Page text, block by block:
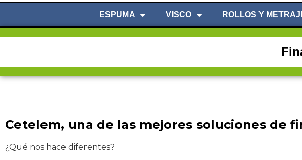
ESPUMA VISCO ROLLOS Y
Cetelem, una de las mejores soluciones de
¿Qué nos hace diferentes?